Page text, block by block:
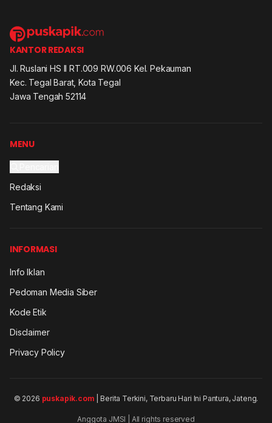
KANTOR REDAKSI
Jl. Ruslani HS II RT.009 RW.006 Kel. Pekauman
Kec. Tegal Barat, Kota Tegal
Jawa Tengah 52114
MENU
Redaksi
Tentang Kami
INFORMASI
Info Iklan
Pedoman Media Siber
Kode Etik
Disclaimer
Privacy Policy
© 2026 puskapik.com | Berita Terkini, Terbaru Hari Ini Pantura, Jateng.
Anggota JMSI | All rights reserved